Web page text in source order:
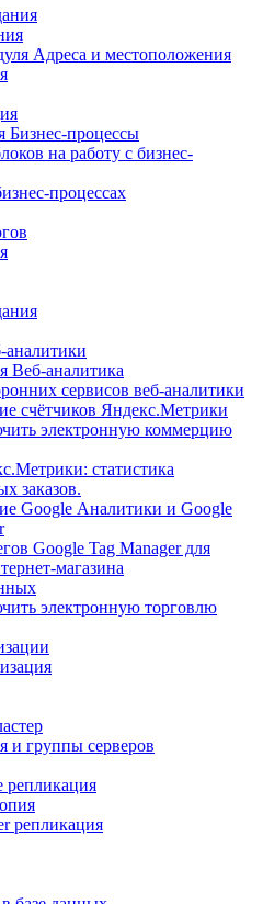
Адреса и местоположения
Бизнес-процессы
на работу с бизнес-
процессах
Веб-аналитика
сервисов веб-аналитики
счётчиков Яндекс.Метрики
электронную коммерцию
статистика
заказов.
Google Аналитики и Google
Google Tag Manager для
магазина
электронную торговлю
и группы серверов
репликация
репликация